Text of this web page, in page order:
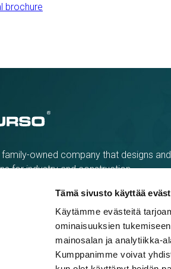
Tämä sivusto käyttää
Käytämme evästeitä
ominaisuuksien
mainosalan ja analytiikka-
Kumppanimme voivat
brochure
family-owned company that designs
for industry and construction.